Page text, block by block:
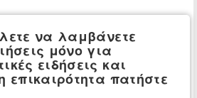
να λαμβάνετε
μόνο για
ειδήσεις και
επικαιρότητα πατήστε